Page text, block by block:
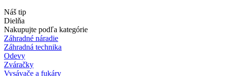
Náš tip
Dielňa
Nakupujte podľa kategórie
Záhradné náradie
Záhradná technika
Odevy
Zváračky
Vysávače a fukáry